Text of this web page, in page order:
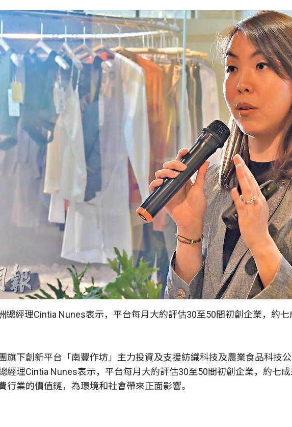
總經理Cintia Nunes表示，平台每月大約評估30至50間初創企業，約
旗下創新平台「南豐作坊」主力投資及支援紡織科技及農業食品科技
經理Cintia Nunes表示，平台每月大約評估30至50間初創企業，約七
行業的價值鏈，為環境和社會帶來正面影響。